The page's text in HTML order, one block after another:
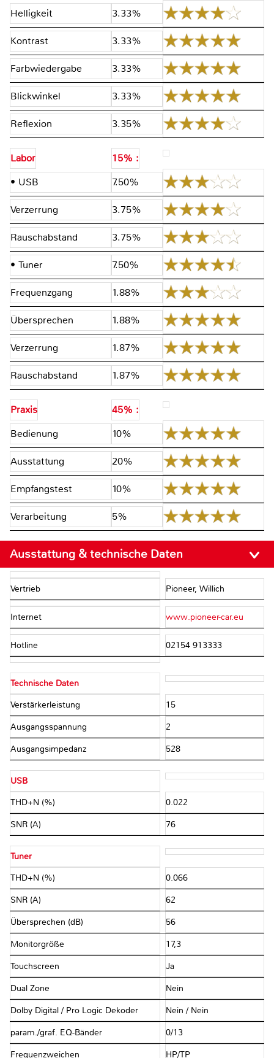
Helligkeit 3.33%
Kontrast 3.33%
Farbwiedergabe 3.33%
Blickwinkel 3.33%
Reflexion 3.35%
Labor
15% :
• USB
7.50%
Verzerrung 3.75%
Rauschabstand 3.75%
• Tuner 7.50%
Frequenzgang 1.88%
Übersprechen 1.88%
Verzerrung 1.87%
Rauschabstand 1.87%
Praxis
45% :
Bedienung
10%
Ausstattung 20%
Empfangstest 10%
Verarbeitung 5%
Ausstattung & technische Daten
Vertrieb Pioneer, Willich
Internet www.pioneer-car.eu
Hotline 02154 913333
Technische Daten
Verstärkerleistung 15
Ausgangsspannung 2
Ausgangsimpedanz 528
USB
THD+N (%) 0.022
SNR (A) 76
Tuner
THD+N (%) 0.066
SNR (A) 62
Übersprechen (dB) 56
Monitorgröße 17,3
Touchscreen Ja
Dual Zone Nein
Dolby Digital / Pro Logic Dekoder Nein / Nein
param./graf. EQ-Bänder 0/13
Frequenzweichen HP/TP